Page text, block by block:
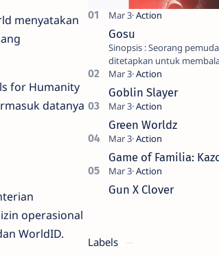
menyatakan
for Humanity
datanya
operasional
WorldID.
Gosu
Sinopsis : Seorang pemuda yang
ditetapkan untuk
seorang seniman bela diri
yang dikhianati oleh anak
Goblin Slayer
Green Worldz
Game of Familia:
Gun X Clover
Labels